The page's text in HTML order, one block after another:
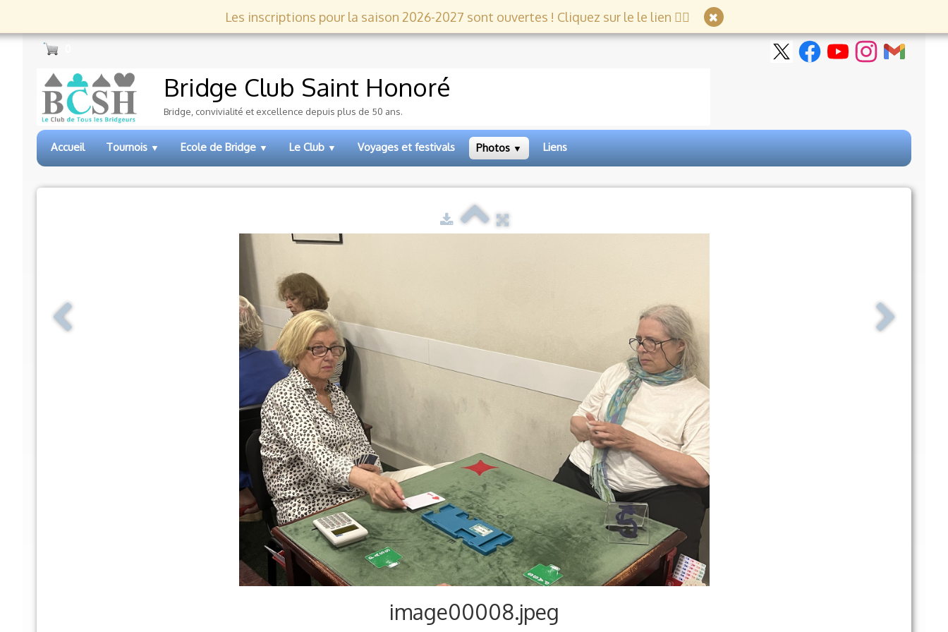
Les inscriptions pour la saison 2026-2027 sont ouvertes ! Cliquez sur le le lien 👇🏻
Bridge Club Saint Honoré
Bridge, convivialité et excellence depuis plus de 50 ans.
Accueil Tournois ▼ Ecole de Bridge ▼ Le Club ▼ Voyages et festivals Photos ▼ Liens
image00008.jpeg